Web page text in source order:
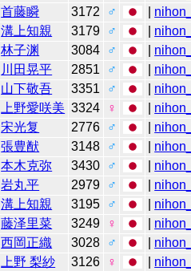
首藤瞬 3172 ♂
溝上知親 3179 ♂
林子渊 3084 ♂
川田晃平 2851 ♂
山下敬吾 3351 ♂
上野愛咲美 3324 ♀
宋光复 2776 ♂
張豊猷 3148 ♂
本木克弥 3430 ♂
岩丸平 2979 ♂
溝上知親 3195 ♂
藤泽里菜 3249 ♀
西岡正織 3028 ♂
上野 梨紗 3126 ♀